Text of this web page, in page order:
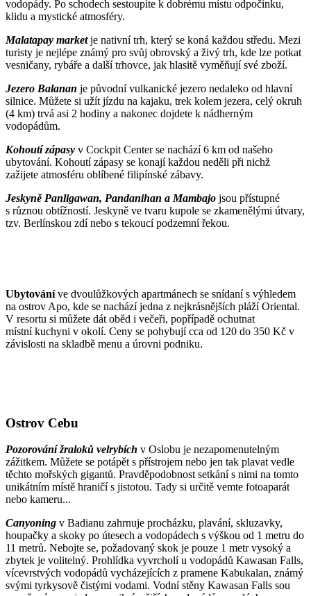
vodopády. Po schodech sestoupíte k dobrému místu odpočinku,
klidu a mystické atmosféry.
Malatapay marketje nativní trh, který se koná každou středu. Mezi
turisty je nejlépe známý pro svůj obrovský a živý trh, kde lze potkat
vesničany, rybáře a další trhovce, jak hlasitě vyměňují své zboží.
Jezero Balanan je původní vulkanické jezero nedaleko od hlavní
silnice. Můžete si užít jízdu na kajaku, trek kolem jezera, celý okruh
(4 km) trvá asi 2 hodiny a nakonec dojdete k nádherným
vodopádům.
Kohoutí zápasy v Cockpit Center se nachází 6 km od našeho
ubytování. Kohoutí zápasy se konají každou neděli při nichž
zažijete atmosféru oblíbené filipínské zábavy.
Jeskyně Panligawan, Pandanihan a Mambajo jsou přístupné
s různou obtížností. Jeskyně ve tvaru kupole se zkamenělými útvary,
tzv. Berlínskou zdí nebo s tekoucí podzemní řekou.
Ubytováníve dvoulůžkových apartmánech se snídaní s výhledem
na ostrov Apo, kde se nachází jedna z nejkrásnějších pláží Oriental.
V resortu si můžete dát oběd i večeři, popřípadě ochutnat
místní kuchyni v okolí. Ceny se pohybují cca od 120 do 350 Kč v
závislosti na skladbě menu a úrovni podniku.
Ostrov Cebu
Pozorování žraloků velrybích v Oslobu je nezapomenutelným
zážitkem. Můžete se potápět s přístrojem nebo jen tak plavat vedle
těchto mořských gigantů. Pravděpodobnost setkání s nimi na tomto
unikátním místě hraničí s jistotou. Tady si určitě vemte fotoaparát
nebo kameru...
Canyoning v Badianu zahrnuje procházku, plavání, skluzavky,
houpačky a skoky po útesech a vodopádech s výškou od 1 metru do
11 metrů. Nebojte se, požadovaný skok je pouze 1 metr vysoký a
zbytek je volitelný. Prohlídka vyvrcholí u vodopádů Kawasan Falls,
vícevrstvých vodopádů vycházejících z pramene Kabukalan, známý
svými tyrkysově čistými vodami. Vodní stěny Kawasan Falls sou